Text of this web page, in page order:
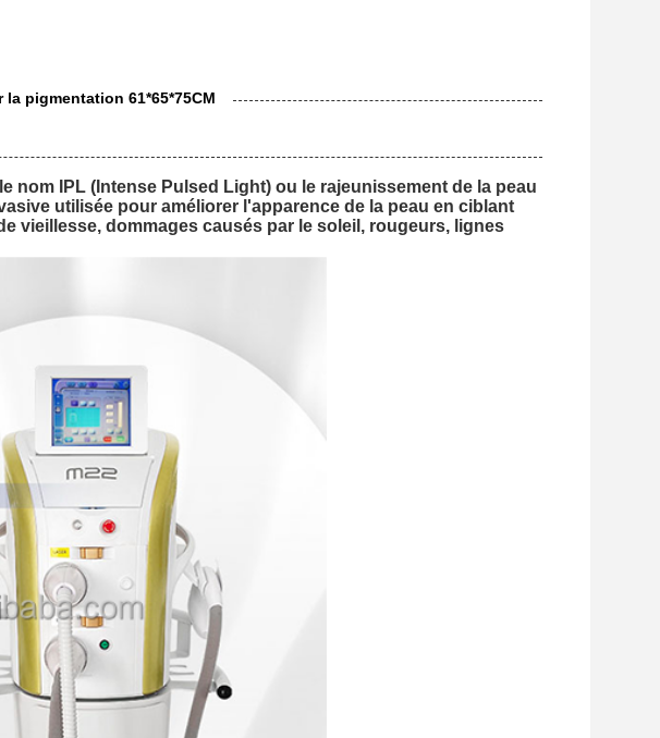
la pigmentation 61*65*75CM
nom IPL (Intense Pulsed Light) ou le rajeunissement de la peau
utilisée pour améliorer l'apparence de la peau en ciblant
vieillesse, dommages causés par le soleil, rougeurs, lignes